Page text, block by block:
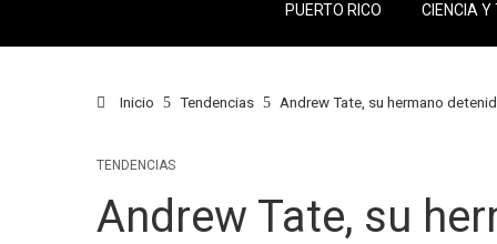
PUERTO RICO CIENCIA Y
Inicio Tendencias Andrew Tate, su hermano
TENDENCIAS
Andrew Tate, su